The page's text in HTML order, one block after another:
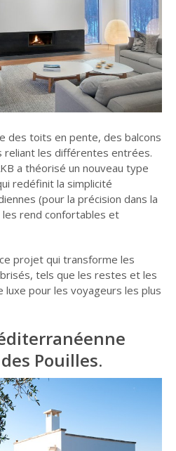
des toits en pente, des balcons
les différentes entrées.
a théorisé un nouveau type
redéfinit la simplicité
(pour la précision dans la
rend confortables et
projet qui transforme les
tels que les restes et les
luxe pour les voyageurs les plus
Pouilles.